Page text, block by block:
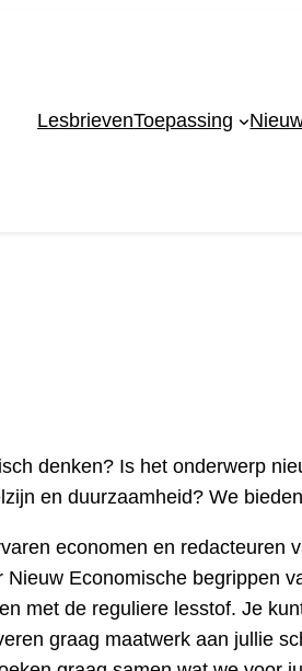
LesbrievenToepassing
denken? Is het onderwerp
en duurzaamheid? We
economen en
Economische begrippen
met de reguliere lesstof. Je
graag maatwerk aan jullie